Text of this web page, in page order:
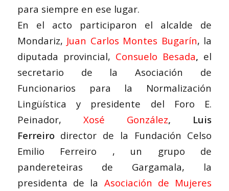
para siempre en ese lugar.
En el acto participaron el alcalde de
Mondariz, Juan Carlos Montes Bugarín, la
diputada provincial, Consuelo Besada, el
secretario de la Asociación de
Funcionarios para la Normalización
Lingüística y presidente del Foro E.
Peinador, Xosé González, Luis
Ferreirodirector de la Fundación Celso
Emilio Ferreiro , un grupo de
pandereteiras de Gargamala, la
presidenta de la Asociación de Mujeres